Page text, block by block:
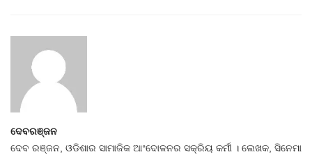
ଦେବରଞ୍ଜନ
ଦେବ ରଞ୍ଜନ, ଓଡିଶାର ସାମାଜିକ ଆଂଦୋଳନର ସକ୍ରିୟ କର୍ମୀ । ଲେଖକ, ସିନେମା